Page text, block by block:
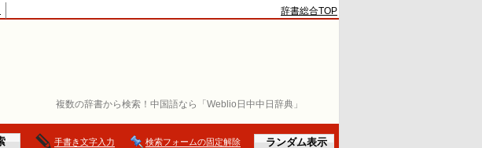
複数の辞書から検索！中国語なら「Weblio日中中日辞典」
辞書総合TOP
手書き文字入力 検索フォームの固定解除